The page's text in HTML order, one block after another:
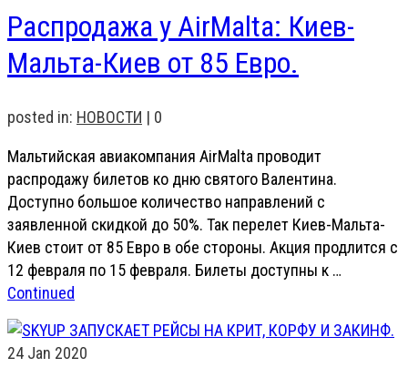
Распродажа у AirMalta: Киев-
Мальта-Киев от 85 Евро.
posted in: НОВОСТИ | 0
Мальтийская авиакомпания AirMalta проводит
распродажу билетов ко дню святого Валентина.
Доступно большое количество направлений с
заявленной скидкой до 50%. Так перелет Киев-Мальта-
Киев стоит от 85 Евро в обе стороны. Акция продлится с
12 февраля по 15 февраля. Билеты доступны к …
Continued
24 Jan 2020